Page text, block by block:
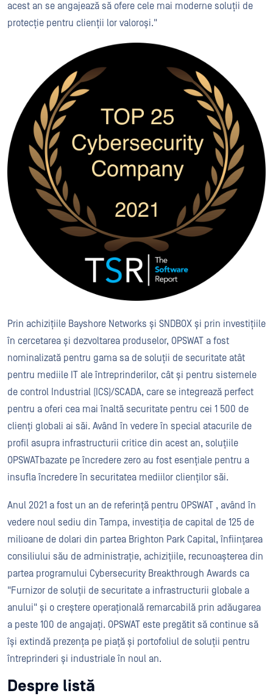
acest an se angajează să ofere cele mai moderne soluții de
protecție pentru clienții lor valoroși."
Prin achizițiile Bayshore Networks și SNDBOX și prin investițiile
în cercetarea și dezvoltarea produselor, OPSWAT a fost
nominalizată pentru gama sa de soluții de securitate atât
pentru mediile IT ale întreprinderilor, cât și pentru sistemele
de control Industrial (ICS)/SCADA, care se integrează perfect
pentru a oferi cea mai înaltă securitate pentru cei 1 500 de
clienți globali ai săi. Având în vedere în special atacurile de
profil asupra infrastructurii critice din acest an, soluțiile
OPSWATbazate pe încredere zero au fost esențiale pentru a
insufla încredere în securitatea mediilor clienților săi.
Anul 2021 a fost un an de referință pentru OPSWAT , având în
vedere noul sediu din Tampa, investiția de capital de 125 de
milioane de dolari din partea Brighton Park Capital, înființarea
consiliului său de administrație, achizițiile, recunoașterea din
partea programului Cybersecurity Breakthrough Awards ca
"Furnizor de soluții de securitate a infrastructurii globale a
anului" și o creștere operațională remarcabilă prin adăugarea
a peste 100 de angajați. OPSWAT este pregătit să continue să
își extindă prezența pe piață și portofoliul de soluții pentru
întreprinderi și industriale în noul an.
Despre listă